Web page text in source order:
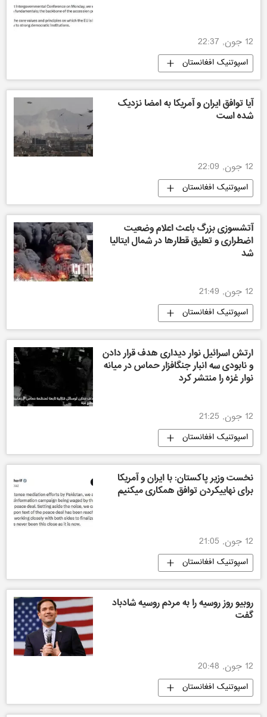
12 جون, 22:37
اسپوتنیک افغانستان
آیا توافق ایران و آمریکا به امضا نزدیک
شده است
12 جون, 22:09
اسپوتنیک افغانستان
آتشسوزی بزرگ باعث اعلام وضعیت
اضطراری و تعلیق قطارها در شمال ایتالیا
شد
12 جون, 21:49
اسپوتنیک افغانستان
ارتش اسرائیل نوار دیداری هدف قرار دادن
و نابودی سه انبار جنگافزار حماس در میانه
نوار غزه را منتشر کرد
12 جون, 21:25
اسپوتنیک افغانستان
نخست وزیر پاکستان: با ایران و آمریکا
برای نهاییکردن توافق همکاری میکنیم
12 جون, 21:05
اسپوتنیک افغانستان
روبیو روز روسیه را به مردم روسیه شادباد
گفت
12 جون, 20:48
اسپوتنیک افغانستان